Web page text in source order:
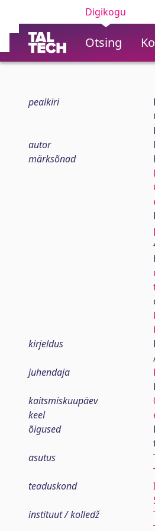
Digikogu
Otsing
pealkiri
autor
märksõnad
kirjeldus
juhendaja
kaitsmiskuupäev
keel
õigused
asutus
teaduskond
instituut / kolledž